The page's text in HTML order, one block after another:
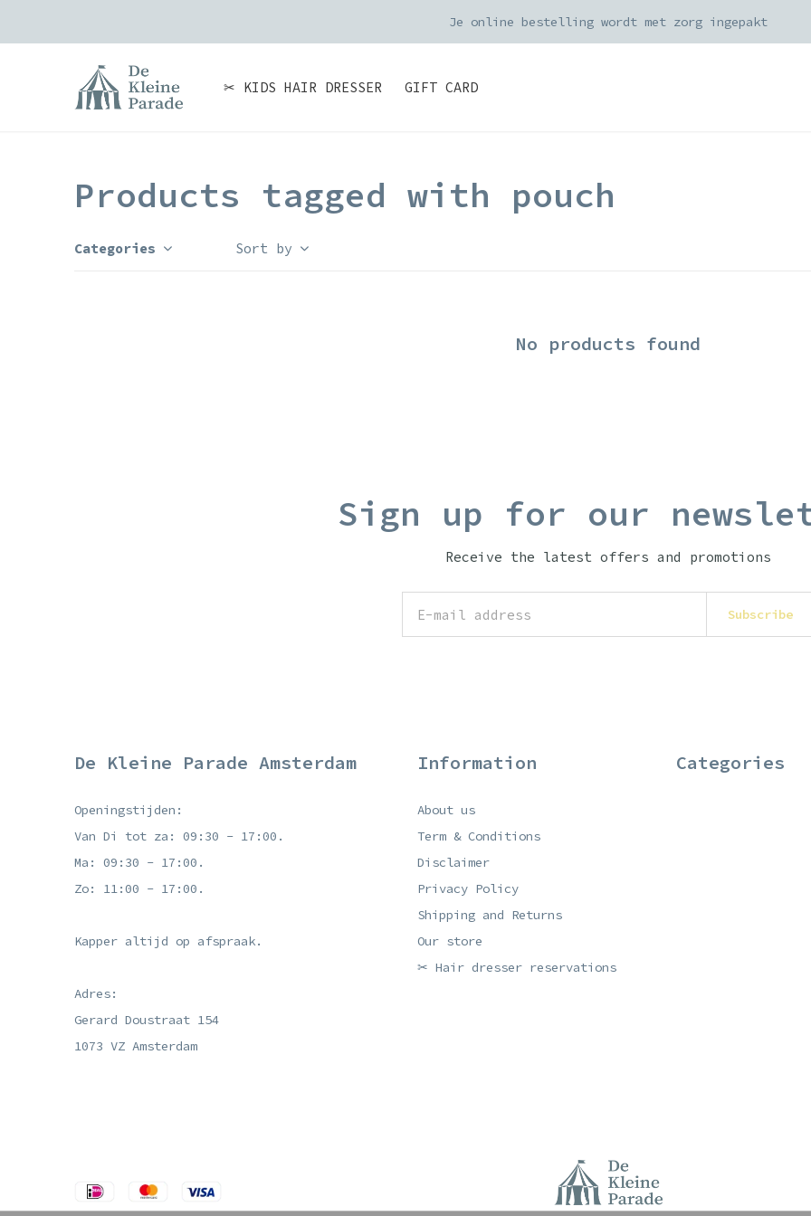
✂ KIDS HAIR DRESSER GIFT CARD
Je online bestelling wordt met zorg ingepakt
Products tagged with pouch
Categories Sort by
No products found
Sign up for our
Receive the latest offers and promotions
Subscribe
De Kleine Parade Amsterdam
Openingstijden:
Van Di tot za: 09:30 - 17:00.
Ma: 09:30 - 17:00.
Zo: 11:00 - 17:00.
Kapper altijd op afspraak.
Adres:
Gerard Doustraat 154
1073 VZ Amsterdam
Information
About us
Term & Conditions
Disclaimer
Privacy Policy
Shipping and Returns
Our store
✂ Hair dresser reservations
Categories